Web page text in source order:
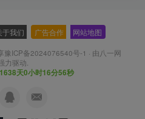
于我们 广告合作 网站地图
豫ICP备2024076540号-1 · 由八一网
力驱动.
1638天0小时16分57秒